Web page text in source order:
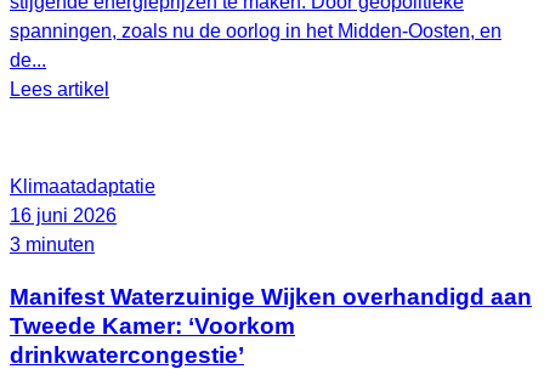
spanningen, zoals nu de oorlog in het Midden-Oosten, en
de...
Lees artikel
Klimaatadaptatie
16 juni 2026
3 minuten
Manifest Waterzuinige Wijken overhandigd aan
Tweede Kamer: ‘Voorkom
drinkwatercongestie’